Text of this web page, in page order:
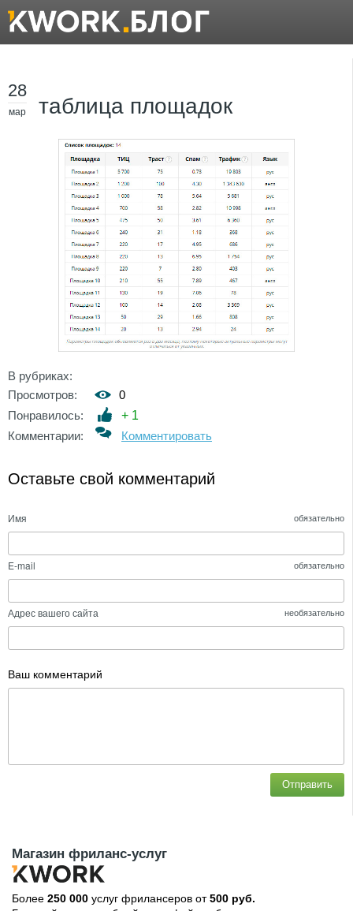
28
мар таблица площадок
В рубриках:
Просмотров:
0
Понравилось:
+ 1
Комментарии:
Комментировать
Оставьте свой комментарий
Имя обязательно
E-mail обязательно
Адрес вашего сайта необязательно
Ваш комментарий
Отправить
Магазин фриланс-услуг
Более 250 000 услуг фрилансеров от500 руб.